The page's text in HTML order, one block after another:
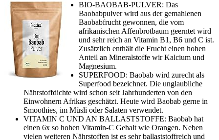
BIO-BAOBAB-PULVER: Das
Baobabpulver wird aus der gemahlenen
Baobabfrucht gewonnen, die vom
afrikanischen Affenbrotbaum geerntet wird
und sehr reich an Vitamin B1, B6 und C ist.
Zusätzlich enthält die Frucht einen hohen
Anteil an Mineralstoffe wir Kalcium und
Magnesium.
SUPERFOOD: Baobab wird zurecht als
Superfood bezeichnet. Die unglaubliche
Nährstoffdichte wird schon seit Jahrhunderten von den
Einwohnern Afrikas geschätzt. Heute wird Baobab gerne in
Smoothies, im Müsli oder Salaten verwendet.
VITAMIN C UND AN BALLASTSTOFFE: Baobab hat
einen 6x so hohen Vitamin-C Gehalt wie Orangen. Neben
vielen weiteren Nährstoffen ist es sehr ballaststoffreich und